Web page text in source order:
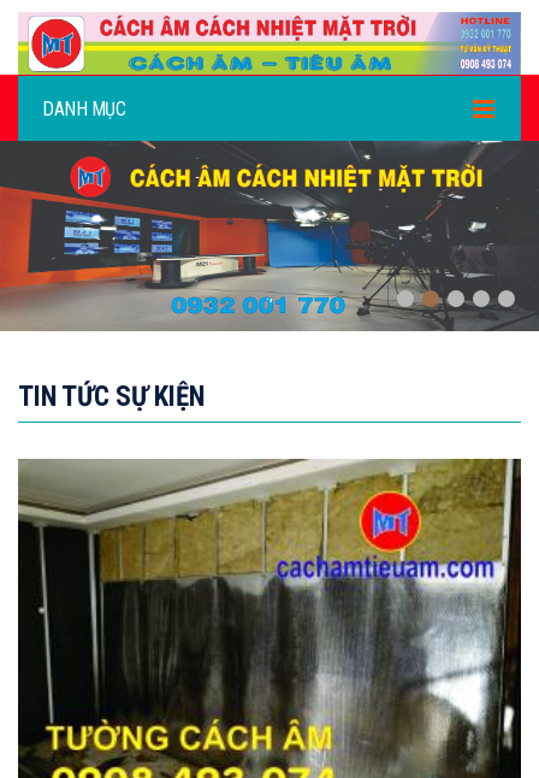
DANH MỤC
,
TIN TỨC SỰ KIỆN